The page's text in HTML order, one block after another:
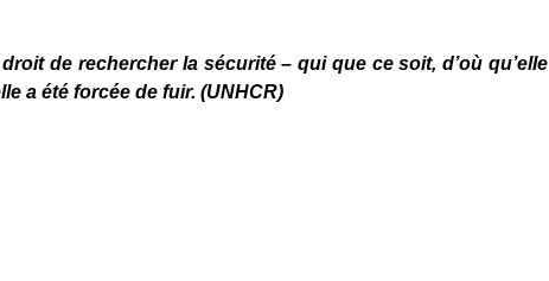
de rechercher la sécurité – qui que ce soit, d’où qu’elle
a été forcée de fuir. (UNHCR)